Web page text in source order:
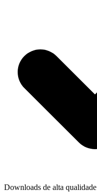
Downloads de alta qualidade